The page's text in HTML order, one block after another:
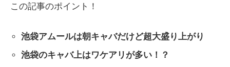
この記事のポイント！
池袋アムールは朝キャバだけど超大盛り上がり
池袋のキャバ上はワケアリが多い！？